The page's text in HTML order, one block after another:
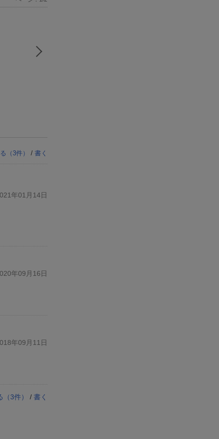
（ 3件） / 書く
年01月14日
年09月16日
年09月11日
（3件） / 書く